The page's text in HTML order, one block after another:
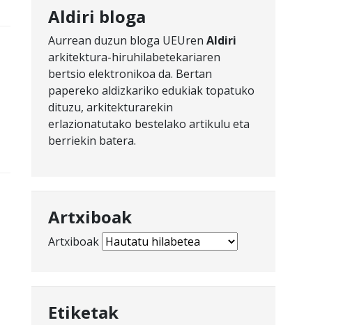
Aldiri bloga
Aurrean duzun bloga UEUren Aldiri
arkitektura-hiruhilabetekariaren
bertsio elektronikoa da. Bertan
papereko aldizkariko edukiak topatuko
dituzu, arkitekturarekin
erlazionatutako bestelako artikulu eta
berriekin batera.
Artxiboak
Artxiboak
Etiketak